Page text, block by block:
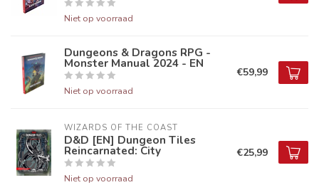
Niet op voorraad
Dungeons & Dragons RPG -
Monster Manual 2024 - EN
Niet op voorraad
€59,99
WIZARDS OF THE COAST
D&D [EN] Dungeon Tiles
Reincarnated: City
Niet op voorraad
€25,99